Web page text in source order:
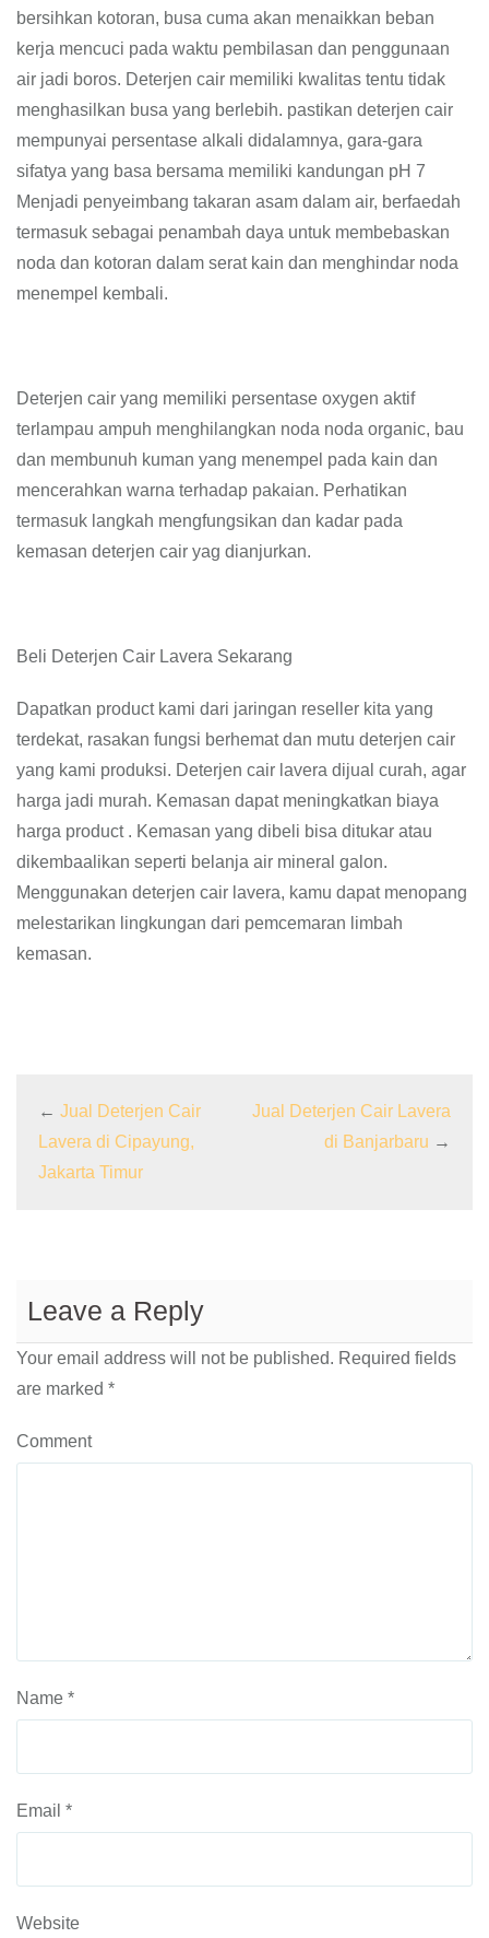
bersihkan kotoran, busa cuma akan menaikkan beban
kerja mencuci pada waktu pembilasan dan penggunaan
air jadi boros. Deterjen cair memiliki kwalitas tentu tidak
menghasilkan busa yang berlebih. pastikan deterjen cair
mempunyai persentase alkali didalamnya, gara-gara
sifatya yang basa bersama memiliki kandungan pH 7
Menjadi penyeimbang takaran asam dalam air, berfaedah
termasuk sebagai penambah daya untuk membebaskan
noda dan kotoran dalam serat kain dan menghindar noda
menempel kembali.
Deterjen cair yang memiliki persentase oxygen aktif
terlampau ampuh menghilangkan noda noda organic, bau
dan membunuh kuman yang menempel pada kain dan
mencerahkan warna terhadap pakaian. Perhatikan
termasuk langkah mengfungsikan dan kadar pada
kemasan deterjen cair yag dianjurkan.
Beli Deterjen Cair Lavera Sekarang
Dapatkan product kami dari jaringan reseller kita yang
terdekat, rasakan fungsi berhemat dan mutu deterjen cair
yang kami produksi. Deterjen cair lavera dijual curah, agar
harga jadi murah. Kemasan dapat meningkatkan biaya
harga product . Kemasan yang dibeli bisa ditukar atau
dikembaalikan seperti belanja air mineral galon.
Menggunakan deterjen cair lavera, kamu dapat menopang
melestarikan lingkungan dari pemcemaran limbah
kemasan.
← Jual Deterjen Cair
Lavera di Cipayung,
Jakarta Timur
Jual Deterjen Cair Lavera
di Banjarbaru →
Leave a Reply
Your email address will not be published. Required fields
are marked *
Comment
Name *
Email *
Website